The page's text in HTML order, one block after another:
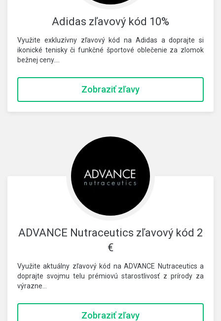
Adidas zľavový kód 10%
Využite exkluzívny zľavový kód na Adidas a doprajte si
ikonické tenisky či funkčné športové oblečenie za zlomok
bežnej ceny.…
Zobraziť zľavy
ADVANCE Nutraceutics zľavový kód 2
€
Využite aktuálny zľavový kód na ADVANCE Nutraceutics a
doprajte svojmu telu prémiovú starostlivosť z prírody za
výrazne…
Zobraziť zľavy